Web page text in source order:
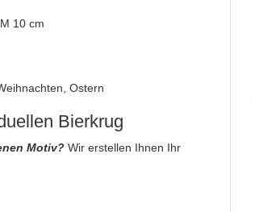
10 cm
Ostern
Bierkrug
Motiv? Wir erstellen Ihnen Ihr